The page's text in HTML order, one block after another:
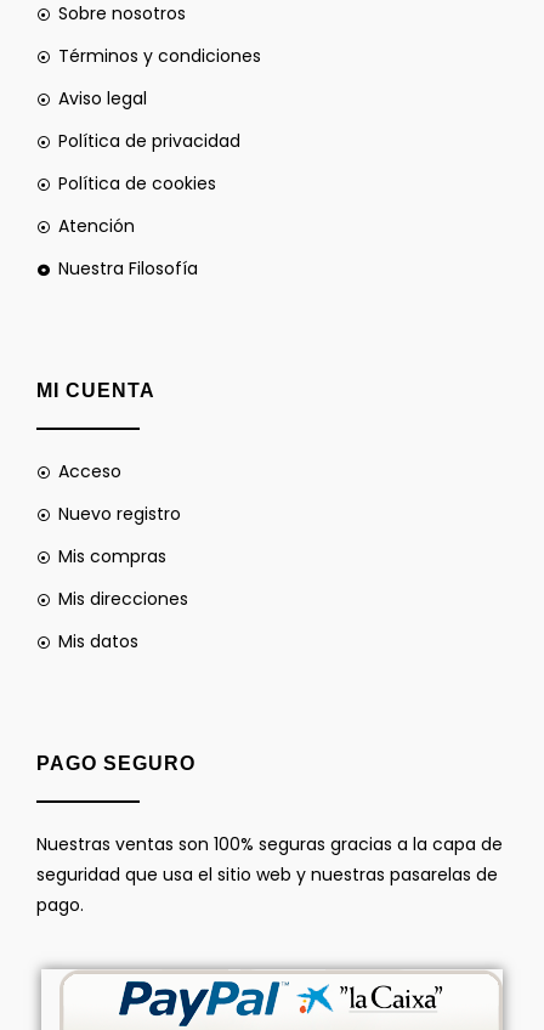
Sobre nosotros
Términos y condiciones
Aviso legal
Política de privacidad
Política de cookies
Atención
Nuestra Filosofía
MI CUENTA
Acceso
Nuevo registro
Mis compras
Mis direcciones
Mis datos
PAGO SEGURO
Nuestras ventas son 100% seguras gracias a la capa de
seguridad que usa el sitio web y nuestras pasarelas de
pago.